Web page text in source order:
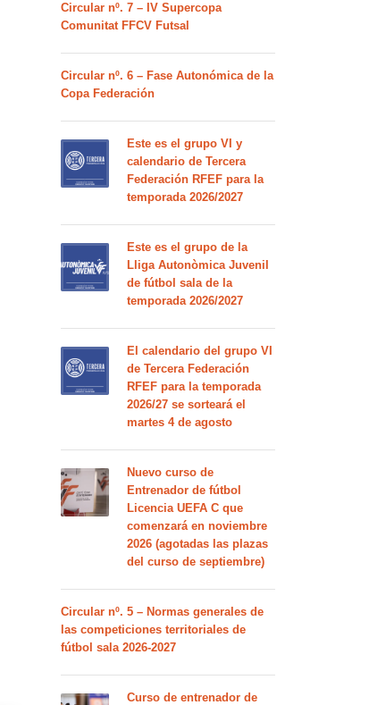
Circular nº. 7 – IV Supercopa
Comunitat FFCV Futsal
Circular nº. 6 – Fase Autonómica de la
Copa Federación
Este es el grupo VI y
calendario de Tercera
Federación RFEF para la
temporada 2026/2027
Este es el grupo de la
Lliga Autonòmica Juvenil
de fútbol sala de la
temporada 2026/2027
El calendario del grupo VI
de Tercera Federación
RFEF para la temporada
2026/27 se sorteará el
martes 4 de agosto
Nuevo curso de
Entrenador de fútbol
Licencia UEFA C que
comenzará en noviembre
2026 (agotadas las plazas
del curso de septiembre)
Circular nº. 5 – Normas generales de
las competiciones territoriales de
fútbol sala 2026-2027
Curso de entrenador de